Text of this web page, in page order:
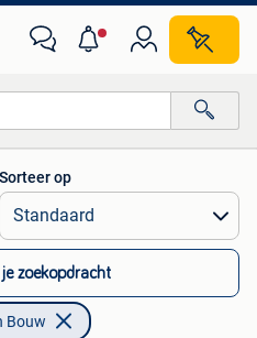
Sorteer op
je zoekopdracht
Bouw